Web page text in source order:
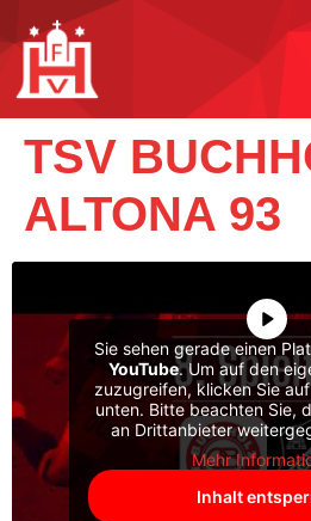
TSV
ALTONA 93
Sie sehen gerade einen
YouTube. Um auf den
zuzugreifen, klicken Sie
unten. Bitte beachten Sie,
an Drittanbieter
Mehr
Inhalt